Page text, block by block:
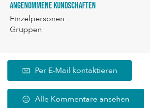
Angenommene Kundschaften
Einzelpersonen
Gruppen
Per E-Mail kontaktieren
Alle Kommentare ansehen